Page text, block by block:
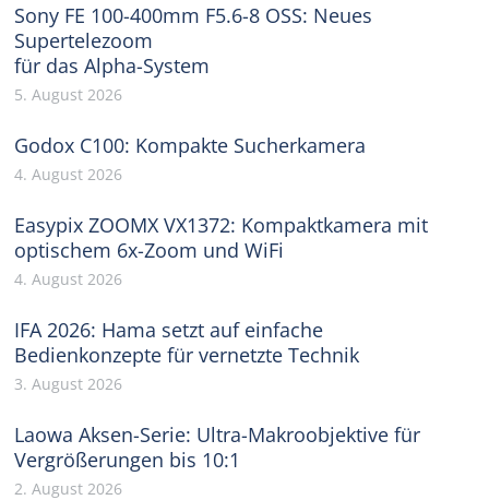
Sony FE 100-400mm F5.6-8 OSS: Neues
Supertelezoom
für das Alpha-System
5. August 2026
Godox C100: Kompakte Sucherkamera
4. August 2026
Easypix ZOOMX VX1372: Kompaktkamera mit
optischem 6x-Zoom und WiFi
4. August 2026
IFA 2026: Hama setzt auf einfache
Bedienkonzepte für vernetzte Technik
3. August 2026
Laowa Aksen-Serie: Ultra-Makroobjektive für
Vergrößerungen bis 10:1
2. August 2026